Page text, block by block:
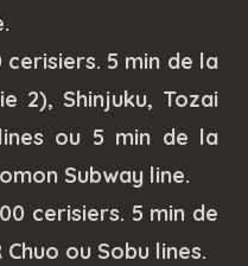
cerisiers. 5 min de la
2), Shinjuku, Tozai
ou 5 min de la
Subway line.
cerisiers. 5 min de
ou Sobu lines.